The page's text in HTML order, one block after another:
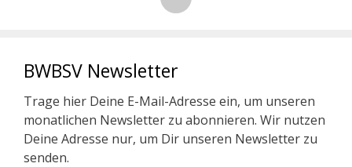
BWBSV Newsletter
Trage hier Deine E-Mail-Adresse ein, um unseren
monatlichen Newsletter zu abonnieren. Wir nutzen
Deine Adresse nur, um Dir unseren Newsletter zu
senden.